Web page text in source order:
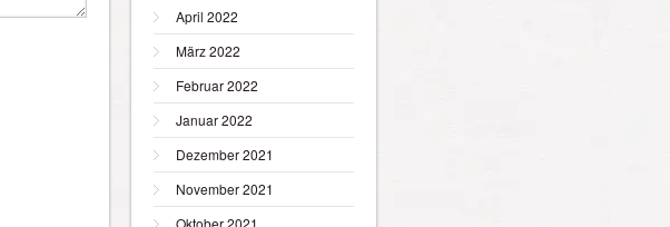
April 2022
März 2022
Februar 2022
Januar 2022
Dezember 2021
November 2021
Oktober 2021